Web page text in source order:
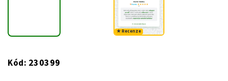
★ Recenze
Kód: 230399